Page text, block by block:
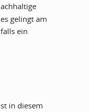
gelingt am
ein
in diesem